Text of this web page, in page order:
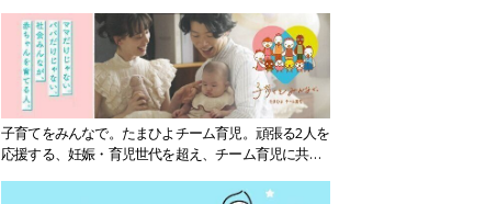
子育てをみんなで。たまひよチーム育児。頑張る2人を
応援する、妊娠・育児世代を超え、チーム育児に共感